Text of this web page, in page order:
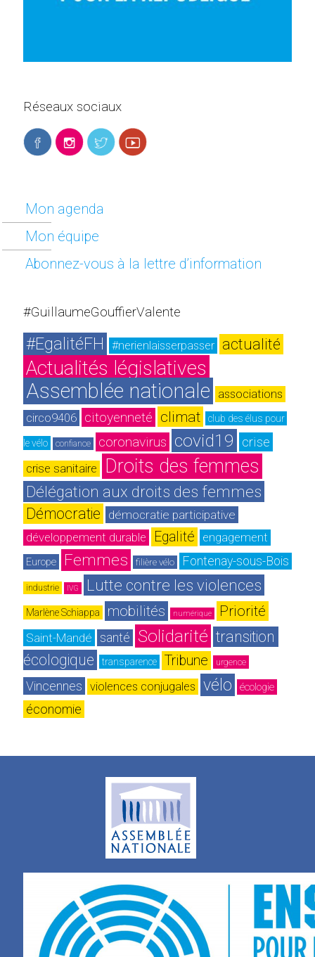
Réseaux sociaux
Mon agenda
Mon équipe
Abonnez-vous à la lettre d’information
#GuillaumeGouffierValente
#EgalitéFH #nerienlaisserpasser actualité
Actualités législatives
Assemblée nationale
associations
circo9406
citoyenneté climat club des élus pour
le vélo confiance coronavirus covid19 crise
crise sanitaire Droits des femmes
Délégation aux droits des femmes
Démocratie démocratie participative
développement durable Egalité engagement
Europe Femmes filière vélo Fontenay-sous-Bois
industrie IVG Lutte contre les violences
Marlène Schiappa mobilités numérique Priorité
Saint-Mandé santé Solidarité transition
écologique
transparence Tribune urgence
Vincennes violences conjugales vélo écologie
économie